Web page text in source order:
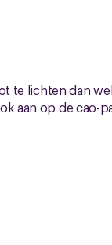
te lichten dan wel
aan op de cao-